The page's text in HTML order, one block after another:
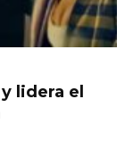
lidera el